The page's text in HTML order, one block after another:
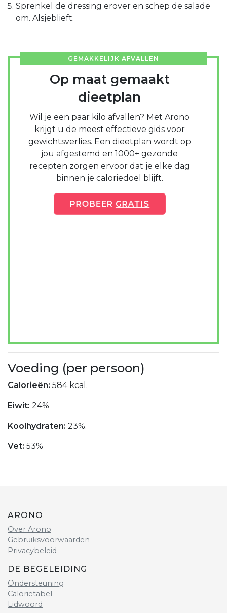
Sprenkel de dressing erover en schep de salade
om. Alsjeblieft.
GEMAKKELIJK AFVALLEN
Op maat gemaakt
dieetplan
Wil je een paar kilo afvallen? Met Arono
krijgt u de meest effectieve gids voor
gewichtsverlies. Een dieetplan wordt op
jou afgestemd en 1000+ gezonde
recepten zorgen ervoor dat je elke dag
binnen je caloriedoel blijft.
PROBEER GRATIS
Voeding (per persoon)
Calorieën: 584 kcal.
Eiwit: 24%
Koolhydraten: 23%.
Vet: 53%
ARONO
Over Arono
Gebruiksvoorwaarden
Privacybeleid
DE BEGELEIDING
Ondersteuning
Calorietabel
Lidwoord